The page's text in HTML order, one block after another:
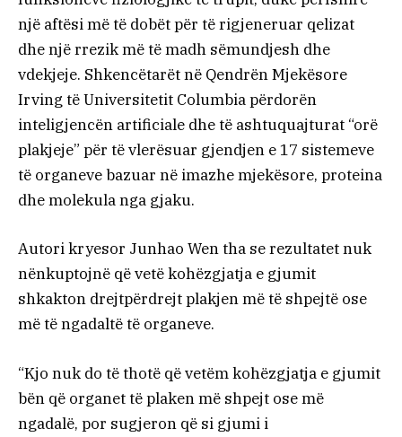
një aftësi më të dobët për të rigjeneruar qelizat
dhe një rrezik më të madh sëmundjesh dhe
vdekjeje. Shkencëtarët në Qendrën Mjekësore
Irving të Universitetit Columbia përdorën
inteligjencën artificiale dhe të ashtuquajturat “orë
plakjeje” për të vlerësuar gjendjen e 17 sistemeve
të organeve bazuar në imazhe mjekësore, proteina
dhe molekula nga gjaku.
Autori kryesor Junhao Wen tha se rezultatet nuk
nënkuptojnë që vetë kohëzgjatja e gjumit
shkakton drejtpërdrejt plakjen më të shpejtë ose
më të ngadaltë të organeve.
“Kjo nuk do të thotë që vetëm kohëzgjatja e gjumit
bën që organet të plaken më shpejt ose më
ngadalë, por sugjeron që si gjumi i